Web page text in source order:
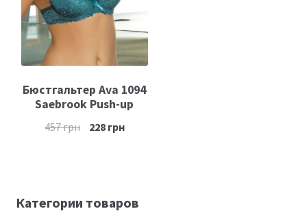
Бюстгальтер Ava 1094
Saebrook Рush-up
457грн 228грн
Категории товаров